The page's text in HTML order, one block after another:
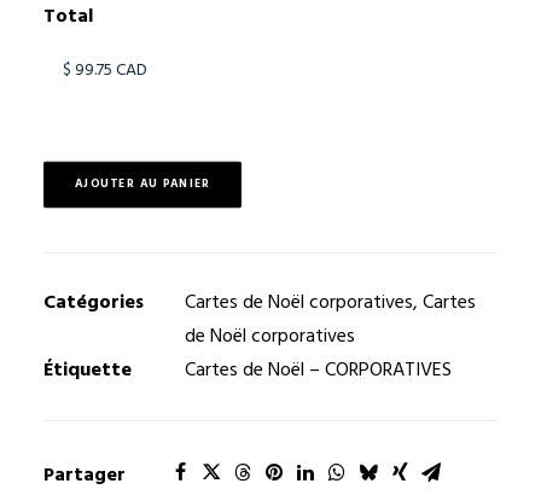
Total
AJOUTER AU PANIER
Catégories Cartes de Noël corporatives,Cartes
de Noël corporatives
Étiquette
Cartes de Noël – CORPORATIVES
Partager